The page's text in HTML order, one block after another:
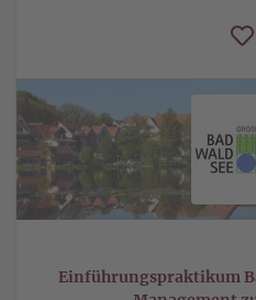
Einführungspraktikum